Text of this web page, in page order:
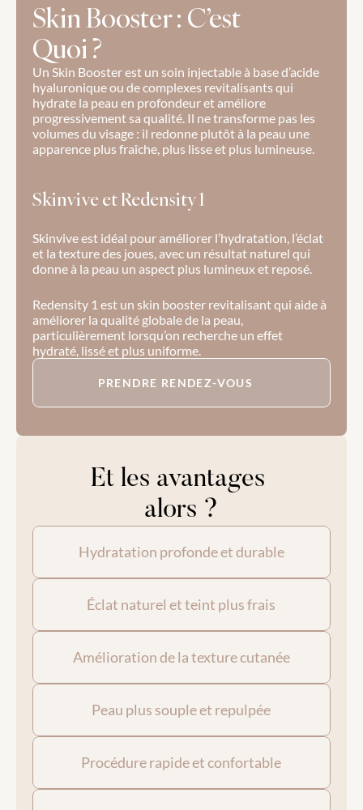
Skin Booster : C’est
Quoi ?
Un Skin Booster est un soin injectable à base d’acide
hyaluronique ou de complexes revitalisants qui
hydrate la peau en profondeur et améliore
progressivement sa qualité. Il ne transforme pas les
volumes du visage : il redonne plutôt à la peau une
apparence plus fraîche, plus lisse et plus lumineuse.
Skinvive et Redensity 1
Skinvive est idéal pour améliorer l’hydratation, l’éclat
et la texture des joues, avec un résultat naturel qui
donne à la peau un aspect plus lumineux et reposé.
Redensity 1 est un skin booster revitalisant qui aide à
améliorer la qualité globale de la peau,
particulièrement lorsqu’on recherche un effet
hydraté, lissé et plus uniforme.
PRENDRE RENDEZ-VOUS
Et les avantages
alors ?
Hydratation profonde et durable
Éclat naturel et teint plus frais
Amélioration de la texture cutanée
Peau plus souple et repulpée
Procédure rapide et confortable